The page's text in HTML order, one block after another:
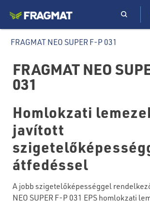
FRAGMAT NEO SUPER F-P 031
FRAGMAT NEO
031
Homlokzati
javított
átfedéssel
A jobb szigetelőképességgel
NEO SUPER F-P 031 EPS homlokzati